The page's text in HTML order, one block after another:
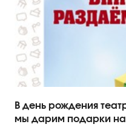
Правила группового
Порядок возврата
Новости
Репертуар
В день рождения
мы дарим подарки